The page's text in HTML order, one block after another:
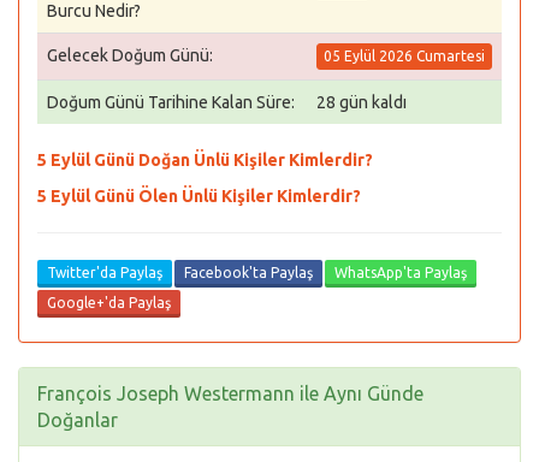
Burcu Nedir?
Gelecek Doğum Günü: 05 Eylül 2026 Cumartesi
Doğum Günü Tarihine Kalan Süre: 28 gün kaldı
5 Eylül Günü Doğan Ünlü Kişiler Kimlerdir?
5 Eylül Günü Ölen Ünlü Kişiler Kimlerdir?
Twitter'da Paylaş Facebook'ta Paylaş
WhatsApp'ta Paylaş
Google+'da Paylaş
François Joseph Westermann ile Aynı Günde
Doğanlar